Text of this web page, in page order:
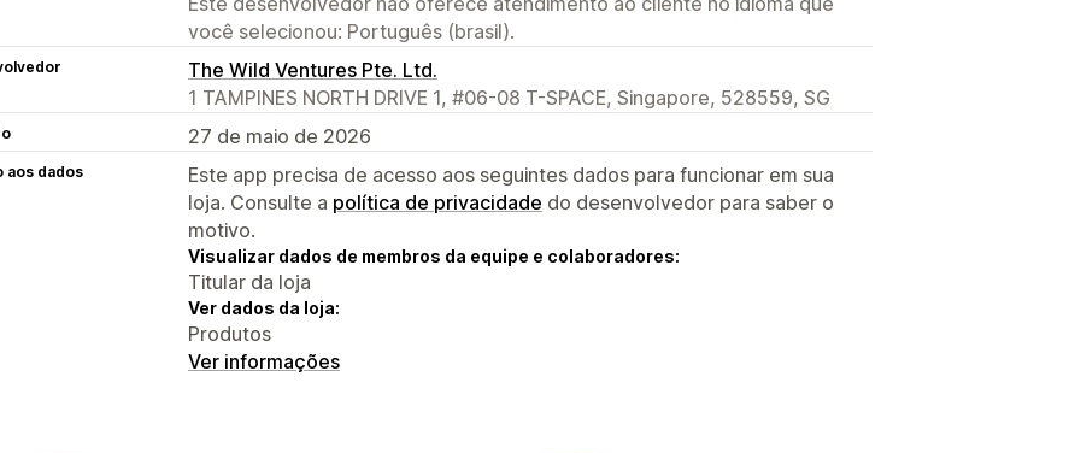
você selecionou: Português (brasil).
The Wild Ventures Pte. Ltd.
1 TAMPINES NORTH DRIVE 1, #06-08 T-SPACE, Singapore, 528559, SG
27 de maio de 2026
aos dados
Este app precisa de acesso aos seguintes dados para funcionar em sua
loja. Consulte a política de privacidade do desenvolvedor para saber o
motivo.
Visualizar dados de membros da equipe e colaboradores:
Titular da loja
Ver dados da loja:
Produtos
Ver informações